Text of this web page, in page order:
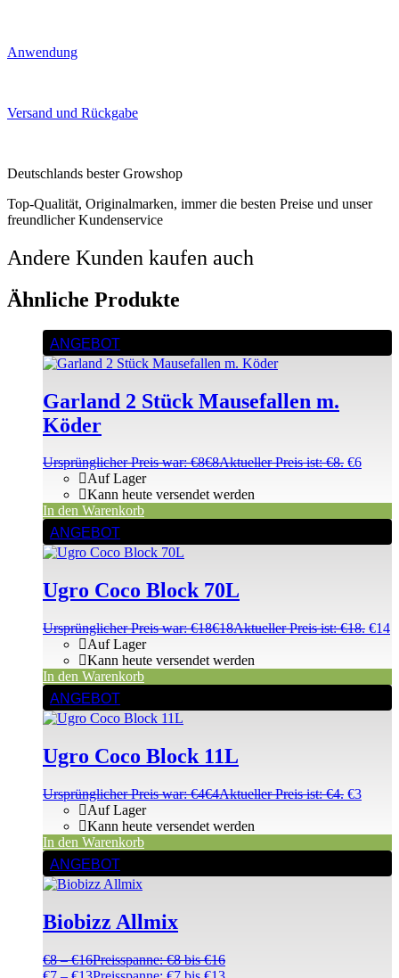
Anwendung
Versand und Rückgabe
Deutschlands bester Growshop
Top-Qualität, Originalmarken, immer die besten Preise und unser
freundlicher Kundenservice
Andere Kunden kaufen auch
Ähnliche Produkte
ANGEBOT
Garland 2 Stück Mausefallen m.
Köder
Ursprünglicher Preis war: €8€8Aktueller Preis ist: €8. €6
Auf Lager
Kann heute versendet werden
In den Warenkorb
ANGEBOT
Ugro Coco Block 70L
Ursprünglicher Preis war: €18€18Aktueller Preis ist: €18. €14
Auf Lager
Kann heute versendet werden
In den Warenkorb
ANGEBOT
Ugro Coco Block 11L
Ursprünglicher Preis war: €4€4Aktueller Preis ist: €4. €3
Auf Lager
Kann heute versendet werden
In den Warenkorb
ANGEBOT
Biobizz Allmix
€8 –€16Preisspanne: €8 bis €16